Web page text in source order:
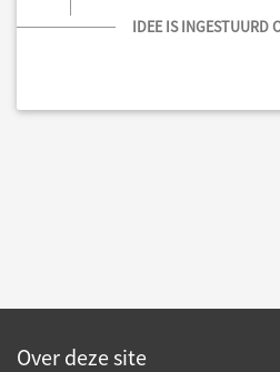
IDEE IS INGESTUURD
Over deze site